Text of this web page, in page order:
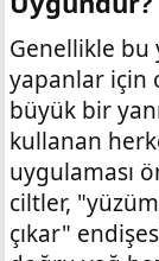
Genellikle bu
yapanlar için
büyük bir
kullanan
uygulaması
ciltler,
çıkar"